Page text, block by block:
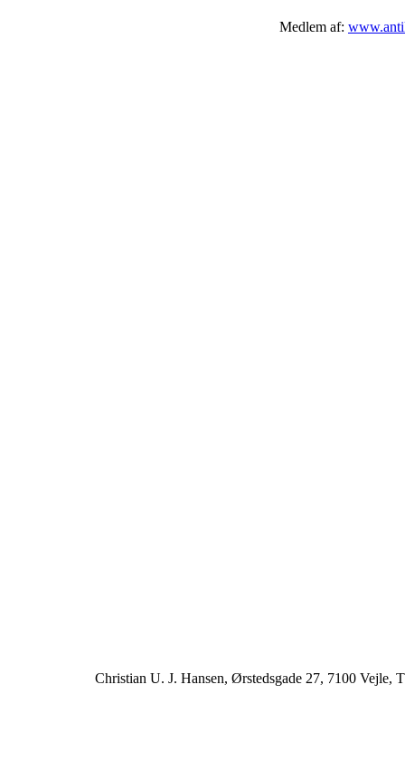
Medlem af:
Christian U. J. Hansen, Ørstedsgade 27, 7100 Vejle,